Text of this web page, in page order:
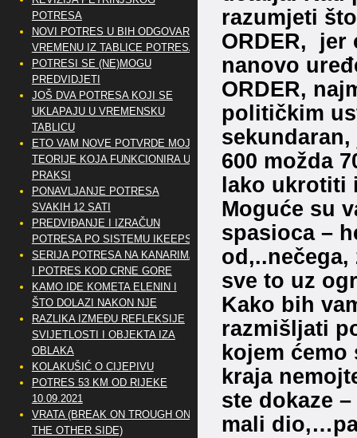
razumjeti
ORDER, jer
nanovo
ORDER,
političkim
600 možda
lako
Moguće su
spasioca –
sve to uz
Kako bih
razmišljati
kojem ćemo
kraja
ste dokaze
mali
POTRESA
NOVI POTRES U BIH ODGOVARA
VREMENU IZ TABLICE POTRESA
POTRESI SE (NE)MOGU
PREDVIDJETI
JOŠ DVA POTRESA KOJI SE
UKLAPAJU U VREMENSKU
TABLICU
ETO VAM NOVE POTVRDE MOJE
TEORIJE KOJA FUNKCIONIRA U
PRAKSI
PONAVLJANJE POTRESA
SVAKIH 12 SATI
PREDVIĐANJE I IZRAČUN
POTRESA PO SISTEMU IKEEPS
SERIJA POTRESA NA KANARIMA
I POTRES KOD CRNE GORE
KAMO IDE KOMETA ELENIN I
ŠTO DOLAZI NAKON NJE
RAZLIKA IZMEĐU REFLEKSIJE
SVIJETLOSTI I OBJEKTA IZA
OBLAKA
KOLAKUŠIĆ O CIJEPIVU
POTRES 53 KM OD RIJEKE
10.09.2021
VRATA (BREAK ON TROUGH ON
THE OTHER SIDE)